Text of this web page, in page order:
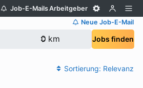
Job-E-MailsArbeitgeber
Neue Job-E-Mail
Jobs finden
Sortierung: Relevanz